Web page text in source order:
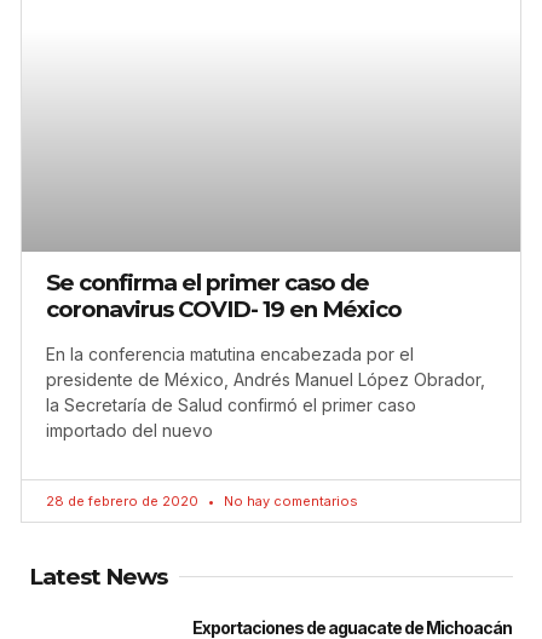
Se confirma el primer caso de
coronavirus COVID- 19 en México
En la conferencia matutina encabezada por el
presidente de México, Andrés Manuel López Obrador,
la Secretaría de Salud confirmó el primer caso
importado del nuevo
28 de febrero de 2020 No hay comentarios
Latest News
Exportaciones de aguacate de Michoacán